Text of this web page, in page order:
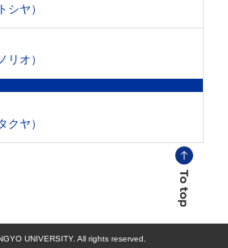
シヤ）
リオ）
クヤ）
UNIVERSITY. All rights reserved.